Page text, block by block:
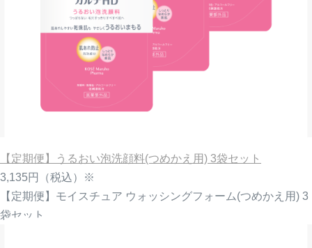
【定期便】うるおい泡洗顔料(つめかえ用) 3袋セット
3,135円
（税込）※
【定期便】モイスチュア ウォッシングフォーム(つめかえ用) 3
袋セット